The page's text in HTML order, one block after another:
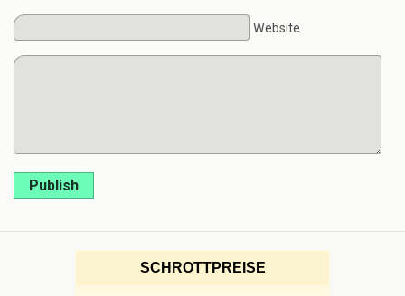
Website
Publish
SCHROTTPREISE